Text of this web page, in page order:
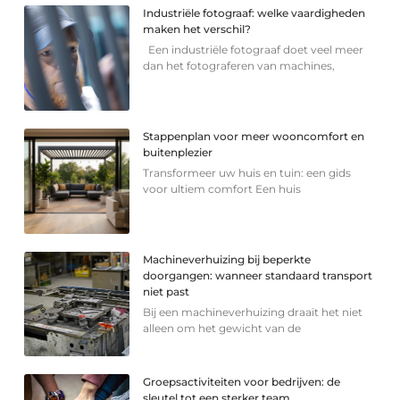
Industriële fotograaf: welke vaardigheden
maken het verschil?
Een industriële fotograaf doet veel meer
dan het fotograferen van machines,
Stappenplan voor meer wooncomfort en
buitenplezier
Transformeer uw huis en tuin: een gids
voor ultiem comfort Een huis
Machineverhuizing bij beperkte
doorgangen: wanneer standaard transport
niet past
Bij een machineverhuizing draait het niet
alleen om het gewicht van de
Groepsactiviteiten voor bedrijven: de